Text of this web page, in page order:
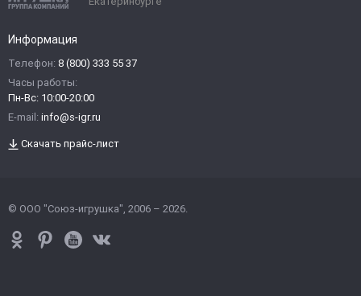
Информация
Телефон: 8 (800) 333 55 37
Часы работы:
Пн-Вс: 10:00-20:00
E-mail: info@s-igr.ru
Скачать прайс-лист
© ООО "Союз-игрушка", 2006 – 2026.